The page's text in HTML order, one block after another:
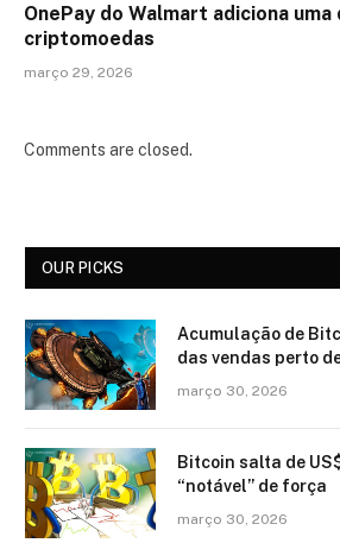
OnePay do Walmart adiciona uma
criptomoedas
março 29, 2026
Comments are closed.
OUR PICKS
Acumulação de
das vendas perto
março 30, 2026
Bitcoin salta de
“notável” de força
março 30, 2026